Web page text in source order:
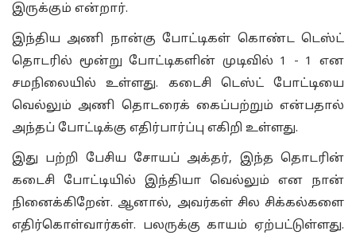
இருக்கும் என்றார்.
இந்திய அணி நான்கு போட்டிகள் கொண்ட டெஸ்ட்
தொடரில் மூன்று போட்டிகளின் முடிவில் 1 - 1 என
சமநிலையில் உள்ளது. கடைசி டெஸ்ட் போட்டியை
வெல்லும் அணி தொடரைக் கைப்பற்றும் என்பதால்
அந்தப் போட்டிக்கு எதிர்பார்ப்பு எகிறி உள்ளது.
இது பற்றி பேசிய சோயப் அக்தர், இந்த தொடரின்
கடைசி போட்டியில் இந்தியா வெல்லும் என நான்
நினைக்கிறேன். ஆனால், அவர்கள் சில சிக்கல்களை
எதிர்கொள்வார்கள். பலருக்கு காயம் ஏற்பட்டுள்ளது.